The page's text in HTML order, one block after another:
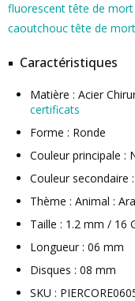
fluorescent tête de mort
caoutchouc tête de
Caractéristiques
Matière : Acier
certificats
Forme : Ronde
Couleur principale :
Couleur secondaire
Thème : Animal :
Taille : 1.2 mm / 16
Longueur : 06 mm
Disques : 08 mm
SKU :